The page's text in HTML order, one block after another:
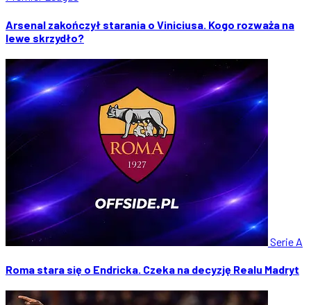
Arsenal zakończył starania o Viniciusa. Kogo rozważa na
lewe skrzydło?
Serie A
Roma stara się o Endricka. Czeka na decyzję Realu Madryt